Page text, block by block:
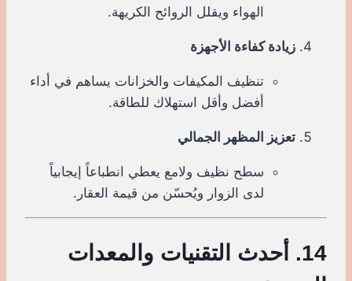
الهواء ويقلل الروائح الكريهة.
زيادة كفاءة الأجهزة
تنظيف المكيفات والخزانات يساهم في أداء
أفضل وأقل استهلاك للطاقة.
تعزيز المظهر الجمالي
سطح نظيف ولامع يعطي انطباعاً إيجابياً
لدى الزوار ويُحسّن من قيمة العقار.
14. أحدث التقنيات والمعدات